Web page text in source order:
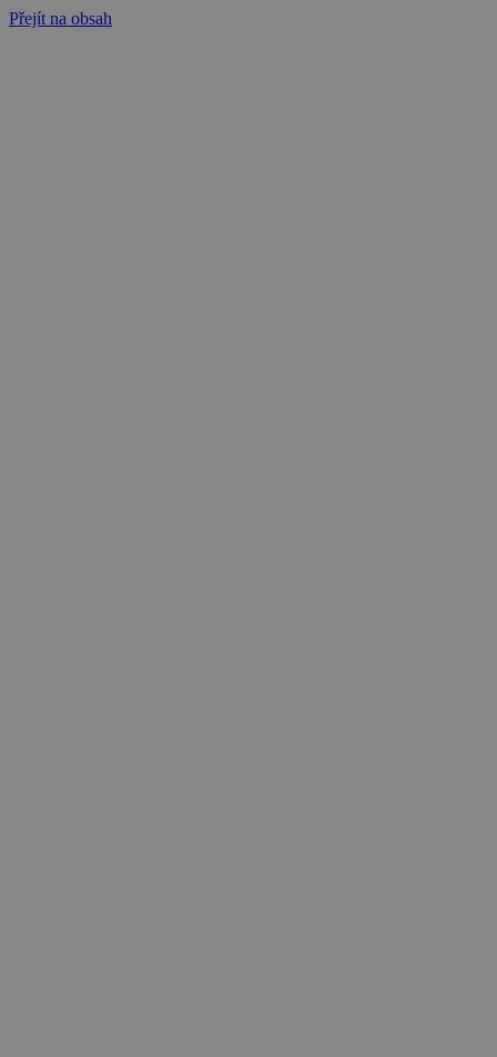
Přejít na obsah